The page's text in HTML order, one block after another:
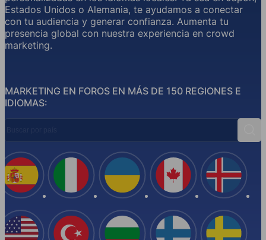
MARKETING EN FOROS EN MÁS DE 150 REGIONES E
IDIOMAS:
Estados Unidos o Alemania, te ayudamos a conectar
con tu audiencia y generar confianza. Aumenta tu
presencia global con nuestra experiencia en crowd
marketing.
España Italia Ucrania Canadá